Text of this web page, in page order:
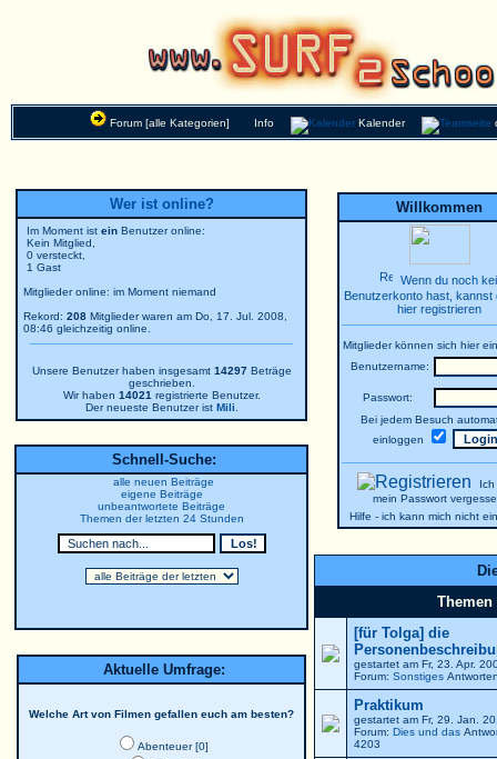
Forum [alle Kategorien] Info Kalender
Wer ist online?
Im Moment ist ein Benutzer online:
Kein Mitglied,
0 versteckt,
1 Gast
Mitglieder online: im Moment niemand
Rekord: 208 Mitglieder waren am Do, 17. Jul. 2008,
08:46 gleichzeitig online.
Unsere Benutzer haben insgesamt 14297Beträge
geschrieben.
Wir haben 14021 registrierte Benutzer.
Der neueste Benutzer ist Mili
Schnell-Suche:
alle neuen Beiträge
eigene Beiträge
unbeantwortete Beiträge
Themen der letzten 24 Stunden
Aktuelle Umfrage:
Welche Art von Filmen gefallen euch am besten?
Abenteuer [0]
Willkommen
Wenn du noch
Benutzerkonto hast, kannst
hier registrieren
Mitglieder können sich hier
Benutzername:
Passwort:
Bei jedem Besuch
einloggen
mein Passwort
Hilfe - ich kann mich nicht
Themen
[für Tolga] die
gestartet am Fr, 23. Apr.
Forum: Sonstiges
Praktikum
gestartet am Fr, 29. Jan.
Forum: Dies und das
4203